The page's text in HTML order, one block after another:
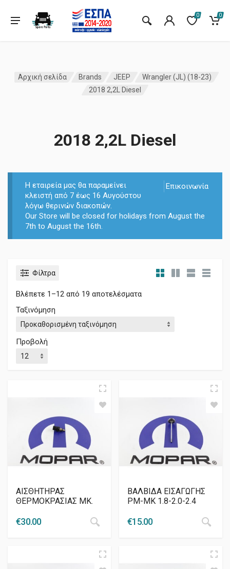
0 0
Αρχική σελίδα Brands JEEP
Wrangler (JL) (18-23)
2018 2,2L Diesel
2018 2,2L Diesel
Επικοινωνία
Η εταιρεία μας θα παραμείνει
κλειστή από 7 έως 16 Αυγούστου
λόγω θερινών διακοπών.
Our Store will be closed for holidays from August the
7th to August the 16th.
Φίλτρα
Βλέπετε 1–12 από 19 αποτελέσματα
Ταξινόμηση
Προβολή
ΑΙΣΘΗΤΗΡΑΣ
ΘΕΡΜΟΚΡΑΣΙΑΣ MK.
€30.00
ΒΑΛΒΙΔΑ ΕΙΣΑΓΩΓΗΣ
PM-MK 1.8-2.0-2.4
€15.00